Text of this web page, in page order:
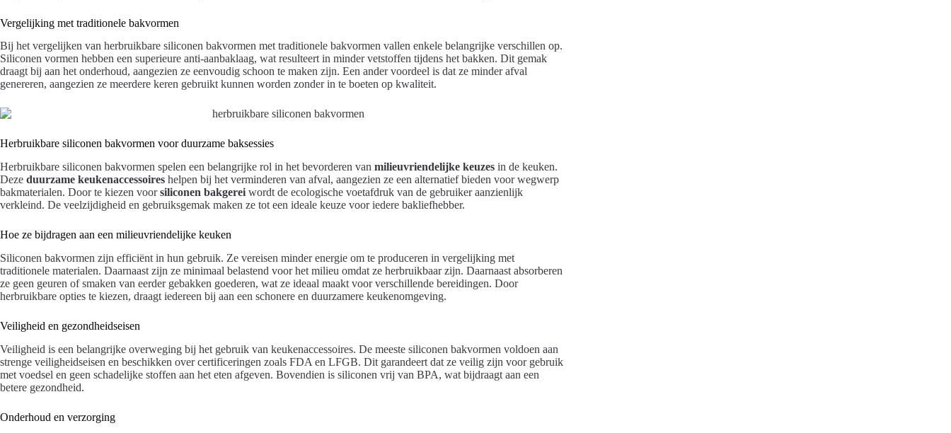
Vergelijking met traditionele bakvormen
Bij het vergelijken van herbruikbare siliconen bakvormen met traditionele bakvormen vallen enkele belangrijke verschillen op.
Siliconen vormen hebben een superieure anti-aanbaklaag, wat resulteert in minder vetstoffen tijdens het bakken. Dit gemak
draagt bij aan het onderhoud, aangezien ze eenvoudig schoon te maken zijn. Een ander voordeel is dat ze minder afval
genereren, aangezien ze meerdere keren gebruikt kunnen worden zonder in te boeten op kwaliteit.
Herbruikbare siliconen bakvormen voor duurzame baksessies
Herbruikbare siliconen bakvormen spelen een belangrijke rol in het bevorderen van milieuvriendelijke keuzes in de keuken.
Deze duurzame keukenaccessoires helpen bij het verminderen van afval, aangezien ze een alternatief bieden voor wegwerp
bakmaterialen. Door te kiezen voorsiliconen bakgerei wordt de ecologische voetafdruk van de gebruiker aanzienlijk
verkleind. De veelzijdigheid en gebruiksgemak maken ze tot een ideale keuze voor iedere bakliefhebber.
Hoe ze bijdragen aan een milieuvriendelijke keuken
Siliconen bakvormen zijn efficiënt in hun gebruik. Ze vereisen minder energie om te produceren in vergelijking met
traditionele materialen. Daarnaast zijn ze minimaal belastend voor het milieu omdat ze herbruikbaar zijn. Daarnaast absorberen
ze geen geuren of smaken van eerder gebakken goederen, wat ze ideaal maakt voor verschillende bereidingen. Door
herbruikbare opties te kiezen, draagt iedereen bij aan een schonere en duurzamere keukenomgeving.
Veiligheid en gezondheidseisen
Veiligheid is een belangrijke overweging bij het gebruik van keukenaccessoires. De meeste siliconen bakvormen voldoen aan
strenge veiligheidseisen en beschikken over certificeringen zoals FDA en LFGB. Dit garandeert dat ze veilig zijn voor gebruik
met voedsel en geen schadelijke stoffen aan het eten afgeven. Bovendien is siliconen vrij van BPA, wat bijdraagt aan een
betere gezondheid.
Onderhoud en verzorging